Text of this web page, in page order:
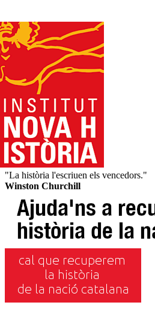
"La història l'escriuen els vencedors."
Winston Churchill